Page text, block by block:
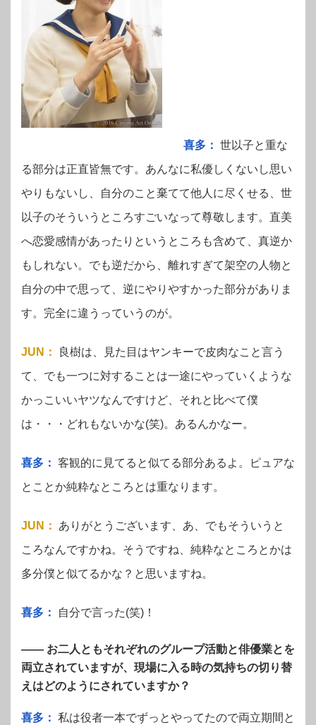
喜多： 世以子と重な
る部分は正直皆無です。あんなに私優しくないし思い
やりもないし、自分のこと棄てて他人に尽くせる、世
以子のそういうところすごいなって尊敬します。直美
へ恋愛感情があったりというところも含めて、真逆か
もしれない。でも逆だから、離れすぎて架空の人物と
自分の中で思って、逆にやりやすかった部分がありま
す。完全に違うっていうのが。
JUN ：
良樹は、見た目はヤンキーで皮肉なこと言う
て、でも一つに対することは一途にやっていくような
かっこいいヤツなんですけど、それと比べて僕
は・・・どれもないかな(笑)。あるんかなー。
喜多： 客観的に見てると似てる部分あるよ。ピュアな
とことか純粋なところとは重なります。
JUN ：
ありがとうございます、あ、でもそういうと
ころなんですかね。そうですね、純粋なところとかは
多分僕と似てるかな？と思いますね。
喜多： 自分で言った(笑)！
—— お二人ともそれぞれのグループ活動と俳優業とを
両立されていますが、現場に入る時の気持ちの切り替
えはどのようにされていますか？
喜多： 私は役者一本でずっとやってたので両立期間と